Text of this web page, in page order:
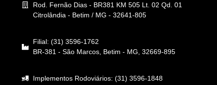
Rod. Fernão Dias - BR381 KM 505 Lt. 02 Qd. 01
Citrolândia - Betim / MG - 32641-805
Filial: (31) 3596-1762
BR-381 - São Marcos, Betim - MG, 32669-895
Implementos Rodoviários: (31) 3596-1848